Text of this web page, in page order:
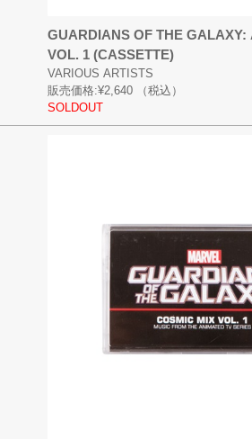
GUARDIANS OF THE GALAXY:
VOL. 1 (CASSETTE)
VARIOUS ARTISTS
販売価格:¥2,640
（税込）
SOLDOUT